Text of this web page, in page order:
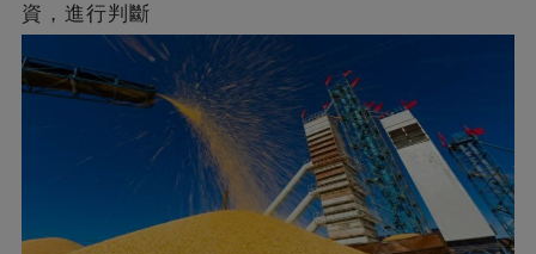
資，進行判斷